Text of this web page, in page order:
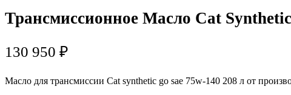
Трансмиссионное Масло Сat
130 950 ₽
Масло для трансмиссии Сat synthetic go sae 75w-140 208 л от